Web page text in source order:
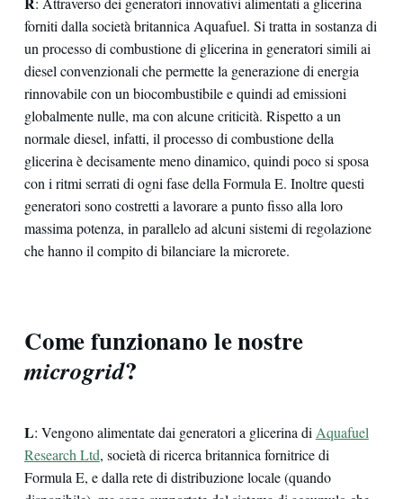
forniti dalla società britannica Aquafuel. Si tratta in sostanza di
un processo di combustione di glicerina in generatori simili ai
diesel convenzionali che permette la generazione di energia
rinnovabile con un biocombustibile e quindi ad emissioni
globalmente nulle, ma con alcune criticità. Rispetto a un
normale diesel, infatti, il processo di combustione della
glicerina è decisamente meno dinamico, quindi poco si sposa
con i ritmi serrati di ogni fase della Formula E. Inoltre questi
generatori sono costretti a lavorare a punto fisso alla loro
massima potenza, in parallelo ad alcuni sistemi di regolazione
che hanno il compito di bilanciare la microrete.
Come funzionano le nostre
microgrid?
L: Vengono alimentate dai generatori a glicerina di Aquafuel
Research Ltd, società di ricerca britannica fornitrice di
Formula E, e dalla rete di distribuzione locale (quando